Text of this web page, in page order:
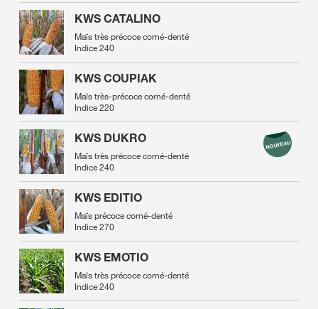
KWS CATALINO
Maïs très précoce corné-denté
Indice 240
KWS COUPIAK
Maïs très-précoce corné-denté
Indice 220
KWS DUKRO
Maïs très précoce corné-denté
Indice 240
KWS EDITIO
Maïs précoce corné-denté
Indice 270
KWS EMOTIO
Maïs très précoce corné-denté
Indice 240